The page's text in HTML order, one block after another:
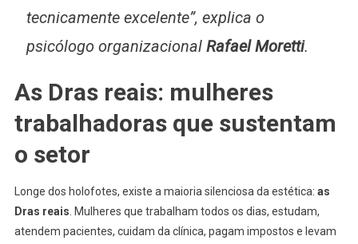
tecnicamente excelente”, explica o
psicólogo organizacional Rafael Moretti.
As Dras reais: mulheres
trabalhadoras que sustentam
o setor
Longe dos holofotes, existe a maioria silenciosa da estética: as
Dras reais. Mulheres que trabalham todos os dias, estudam,
atendem pacientes, cuidam da clínica, pagam impostos e levam